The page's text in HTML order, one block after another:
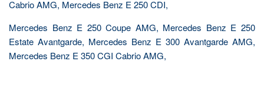
Cabrio AMG, Mercedes Benz E 250 CDI,
Mercedes Benz E 250 Coupe AMG, Mercedes Benz E 250
Estate Avantgarde, Mercedes Benz E 300 Avantgarde AMG,
Mercedes Benz E 350 CGI Cabrio AMG,